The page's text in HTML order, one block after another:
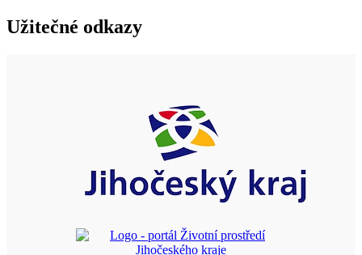
Užitečné odkazy